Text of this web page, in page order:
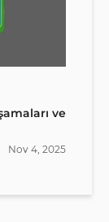
ve
Nov 4, 2025